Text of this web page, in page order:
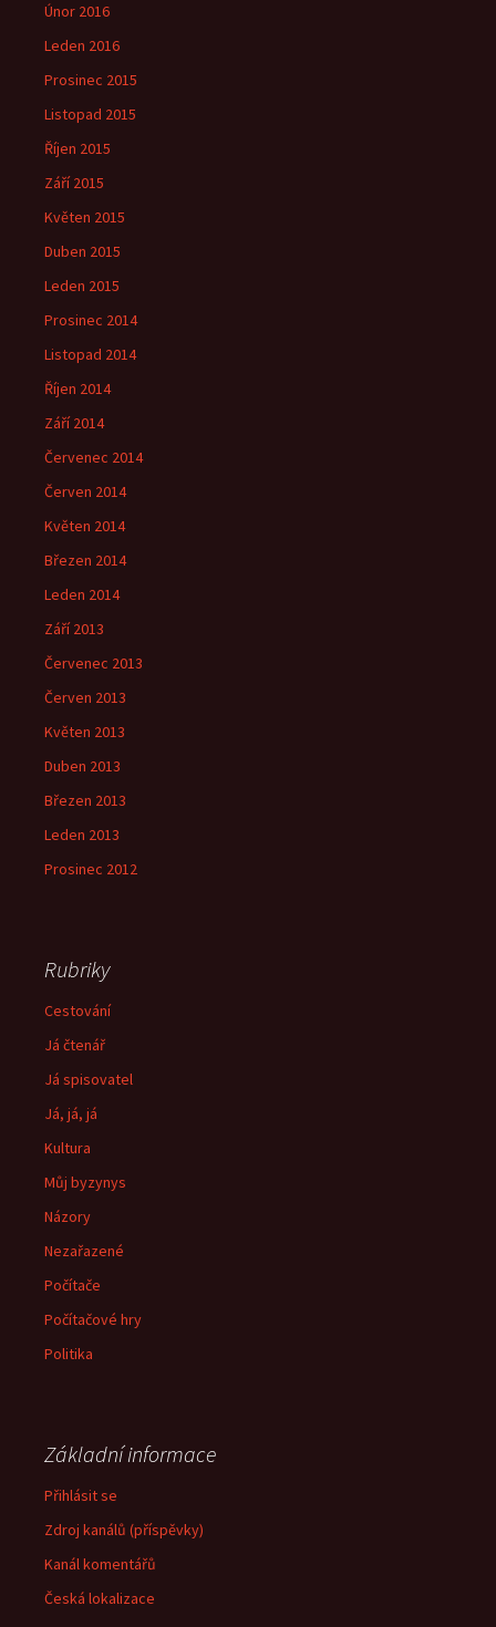
Únor 2016
Leden 2016
Prosinec 2015
Listopad 2015
Říjen 2015
Září 2015
Květen 2015
Duben 2015
Leden 2015
Prosinec 2014
Listopad 2014
Říjen 2014
Září 2014
Červenec 2014
Červen 2014
Květen 2014
Březen 2014
Leden 2014
Září 2013
Červenec 2013
Červen 2013
Květen 2013
Duben 2013
Březen 2013
Leden 2013
Prosinec 2012
Rubriky
Cestování
Já čtenář
Já spisovatel
Já, já, já
Kultura
Můj byzynys
Názory
Nezařazené
Počítače
Počítačové hry
Politika
Základní informace
Přihlásit se
Zdroj kanálů (příspěvky)
Kanál komentářů
Česká lokalizace